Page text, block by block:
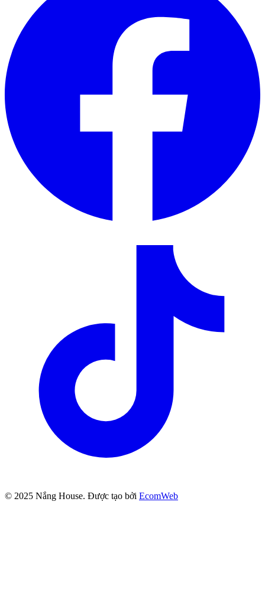
© 2025 Nắng House. Được tạo bởi EcomWeb